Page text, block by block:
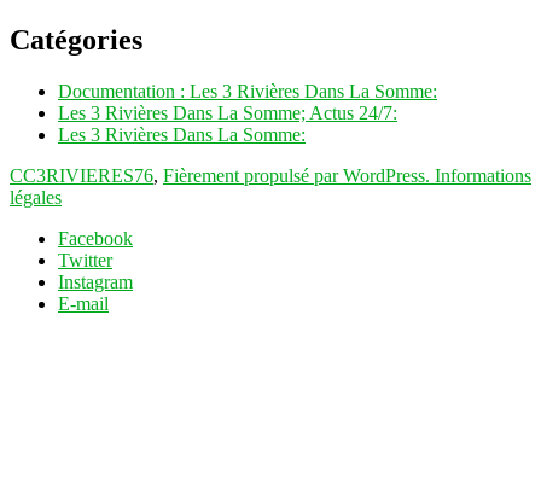
Catégories
Documentation : Les 3 Rivières Dans La Somme:
Les 3 Rivières Dans La Somme; Actus 24/7:
Les 3 Rivières Dans La Somme:
CC3RIVIERES76, Fièrement propulsé par WordPress. Informations
légales
Facebook
Twitter
Instagram
E-mail